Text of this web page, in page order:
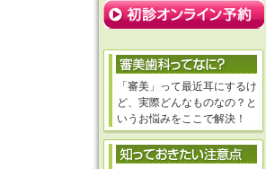
「審美」って最近耳にするけ
ど、実際どんなものなの？と
いうお悩みをここで解決！